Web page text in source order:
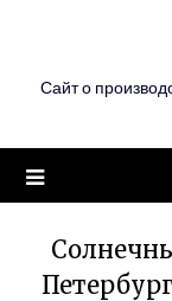
Сайт о